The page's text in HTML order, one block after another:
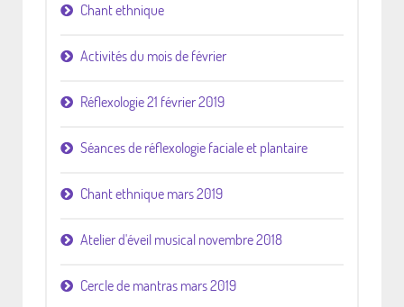
Chant ethnique
Activités du mois de février
Réflexologie 21 février 2019
Séances de réflexologie faciale et plantaire
Chant ethnique mars 2019
Atelier d'éveil musical novembre 2018
Cercle de mantras mars 2019